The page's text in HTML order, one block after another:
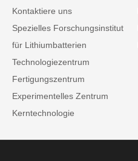
Kontaktiere uns
Spezielles Forschungsinstitut
für Lithiumbatterien
Technologiezentrum
Fertigungszentrum
Experimentelles Zentrum
Kerntechnologie